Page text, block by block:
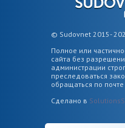
© Sudovnet 2015-
Полное или
сайта без
администрации
преследоваться
обращаться по почте
Сделано в